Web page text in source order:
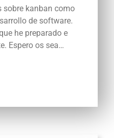
sobre kanban como
de software.
he preparado e
Espero os sea…